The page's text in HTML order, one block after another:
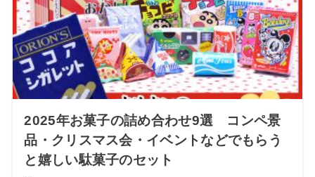
2025年お菓子の詰め合わせ9選 コンペ景
品・クリスマス会・イベントなどでもらう
と嬉しい駄菓子のセット